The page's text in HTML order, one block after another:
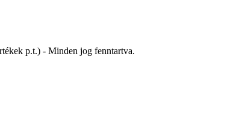
p.t.) - Minden jog fenntartva.